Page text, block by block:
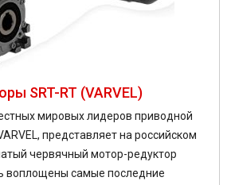
SRT-RT (VARVEL)
мировых лидеров приводной
представляет на российском
червячный мотор-редуктор
воплощены самые последние